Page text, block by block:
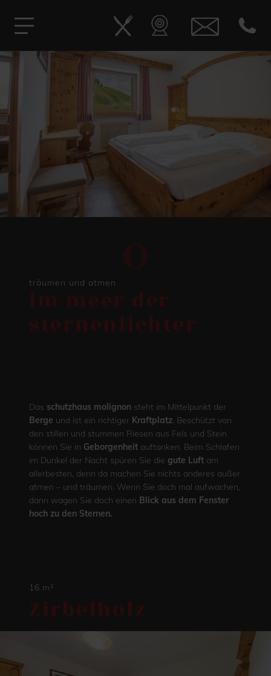
träumen und atmen
im meer der
sternenlichter
Das schutzhaus molignonsteht im Mittelpunkt der
Berge und ist ein richtiger Kraftplatz. Beschützt von
den stillen und stummen Riesen aus Fels und Stein
können Sie in Geborgenheitauftanken. Beim Schlafen
im Dunkel der Nacht spüren Sie die gute Luftam
allerbesten, denn da machen Sie nichts anderes außer
atmen – und träumen. Wenn Sie doch mal aufwachen,
dann wagen Sie doch einen Blick aus dem Fenster
hoch zu den Sternen.
16 m²
Zirbelholz